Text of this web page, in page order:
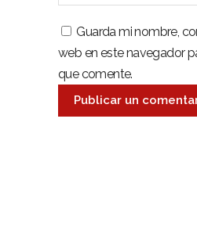
Guarda mi nombre,
web en este navegador
que comente.